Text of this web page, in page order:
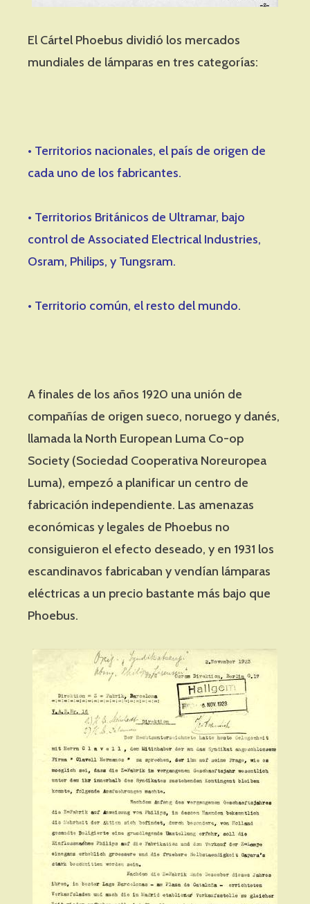
El Cártel Phoebus dividió los mercados
mundiales de lámparas en tres categorías:
• Territorios nacionales, el país de origen de
cada uno de los fabricantes.
• Territorios Británicos de Ultramar, bajo
control de Associated Electrical Industries,
Osram, Philips, y Tungsram.
• Territorio común, el resto del mundo.
A finales de los años 1920 una unión de
compañías de origen sueco, noruego y danés,
llamada la North European Luma Co-op
Society (Sociedad Cooperativa Noreuropea
Luma), empezó a planificar un centro de
fabricación independiente. Las amenazas
económicas y legales de Phoebus no
consiguieron el efecto deseado, y en 1931 los
escandinavos fabricaban y vendían lámparas
eléctricas a un precio bastante más bajo que
Phoebus.